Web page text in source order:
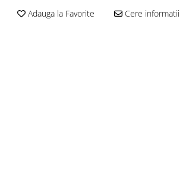
Adauga la Favorite Cere informatii